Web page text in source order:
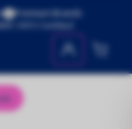
Premium Brands
Certified